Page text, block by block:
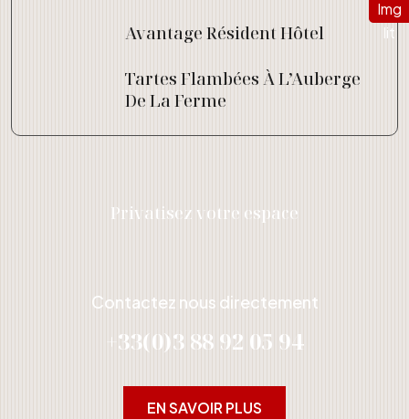
Avantage Résident Hôtel
Tartes Flambées À L’Auberge
De La Ferme
Privatisez votre espace
Contactez nous directement
+33(0)3 88 92 05 94
EN SAVOIR PLUS